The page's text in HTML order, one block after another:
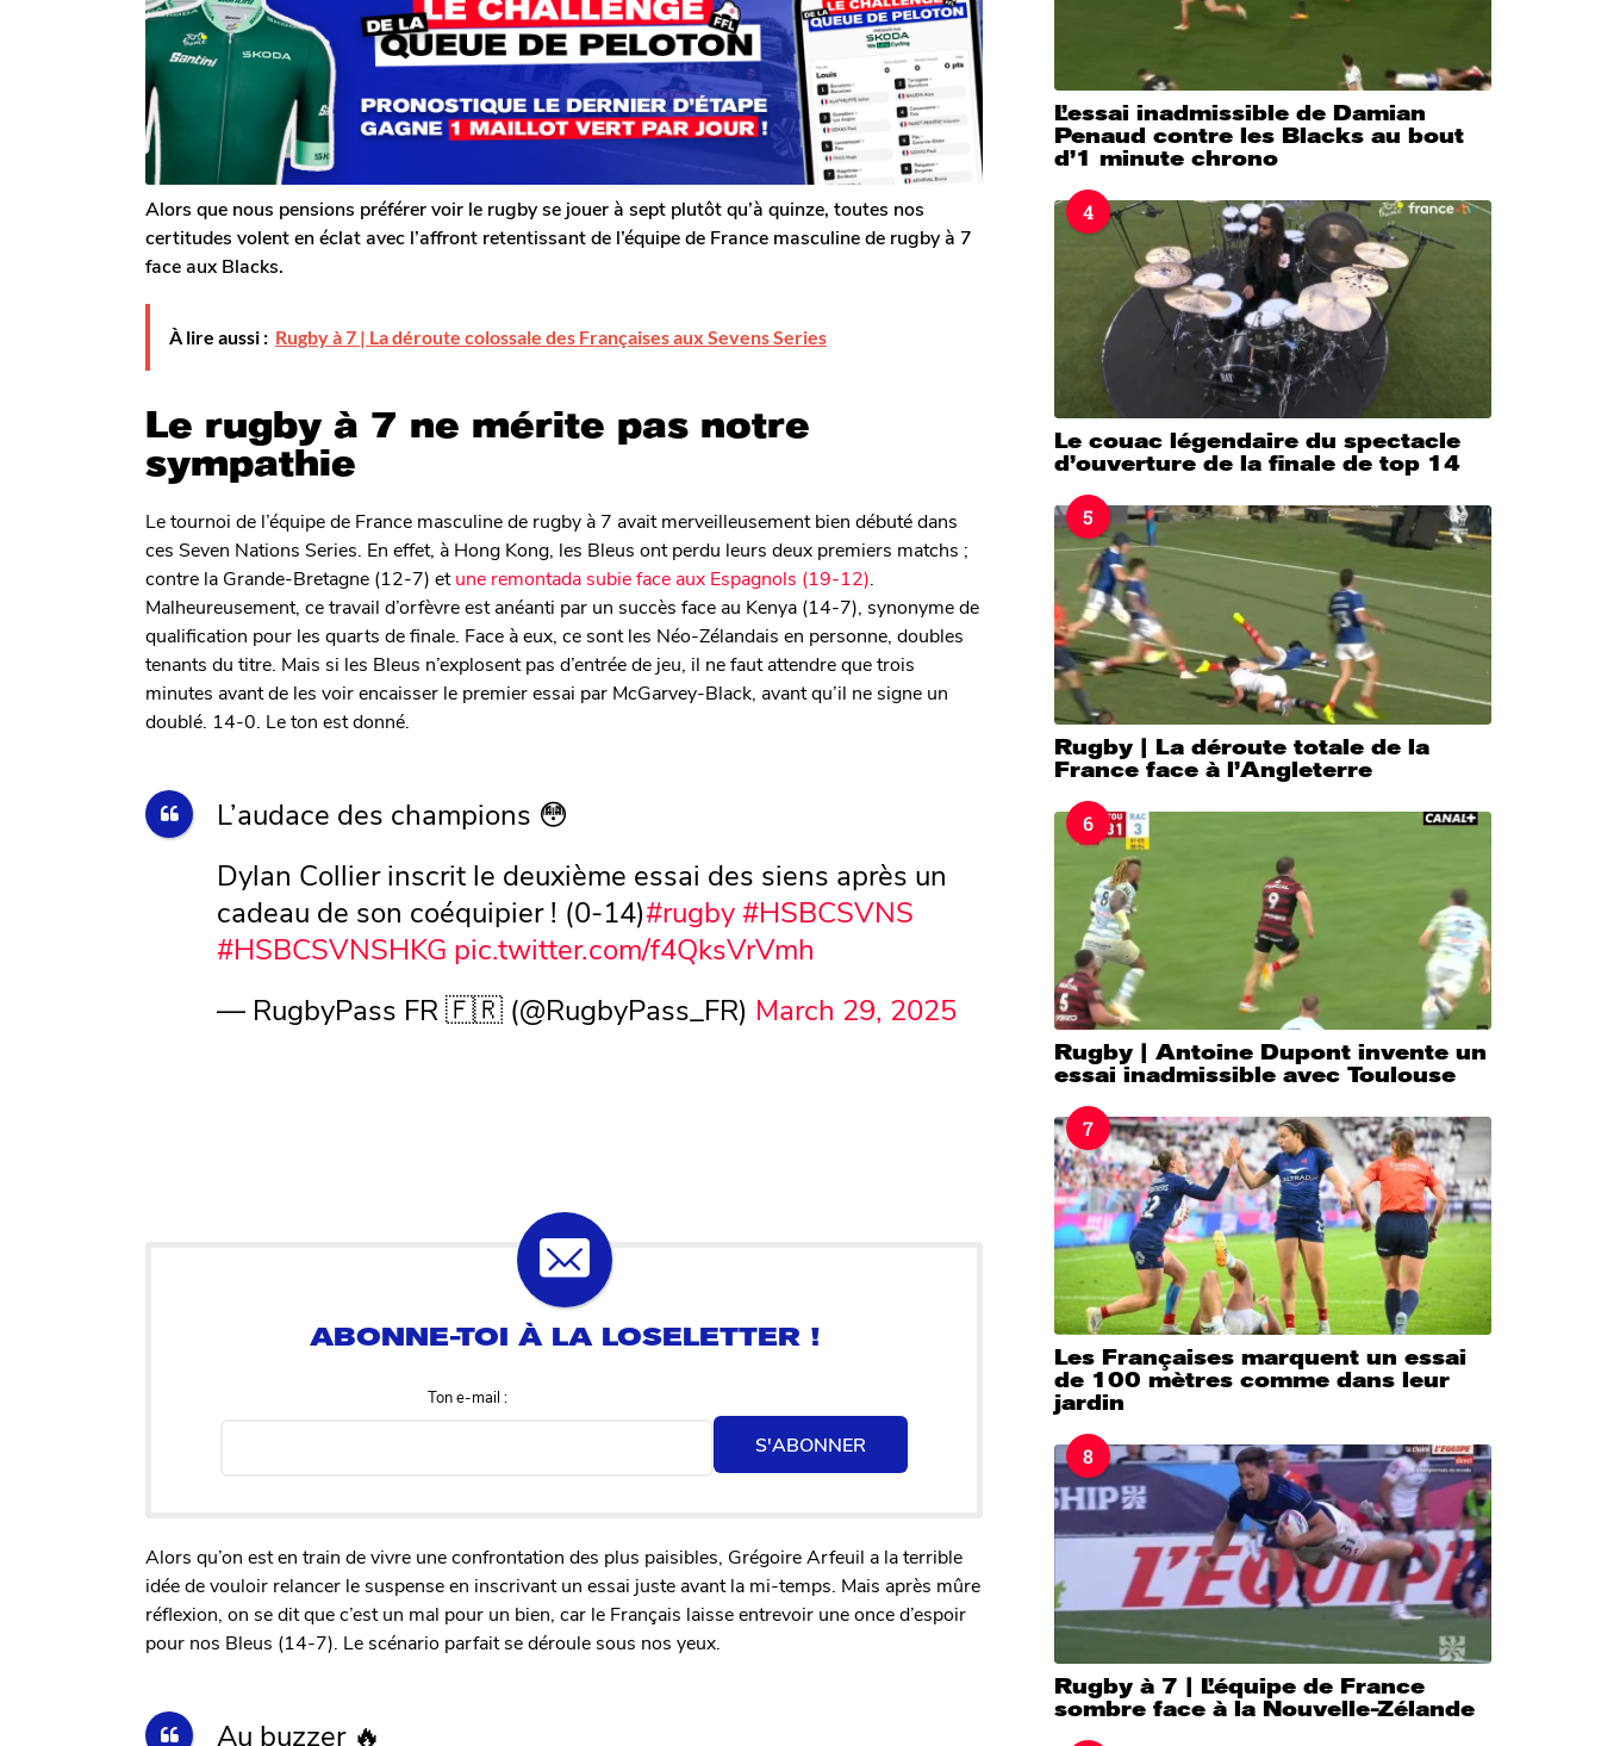
g
o
o
m
G
a
l
e
r
o
n
g
o
Alors que nous pensions préférer voir le rugby se jouer à sept plutôt qu’à quinze, toutes nos
certitudes volent en éclat avec l’affront retentissant de l’équipe de France masculine de rugby à 7
face aux Blacks.
À lire aussi : Rugby à 7 | La déroute colossale des Françaises aux Sevens Series
Le rugby à 7 ne mérite pas notre
sympathie
Le tournoi de l’équipe de France masculine de rugby à 7 avait merveilleusement bien débuté dans
ces Seven Nations Series. En effet, à Hong Kong, les Bleus ont perdu leurs deux premiers matchs ;
contre la Grande-Bretagne (12-7) etune remontada subie face aux Espagnols (19-12)
Malheureusement, ce travail d’orfèvre est anéanti par un succès face au Kenya (14-7), synonyme de
qualification pour les quarts de finale. Face à eux, ce sont les Néo-Zélandais en personne, doubles
tenants du titre. Mais si les Bleus n’explosent pas d’entrée de jeu, il ne faut attendre que trois
minutes avant de les voir encaisser le premier essai par McGarvey-Black, avant qu’il ne signe un
doublé. 14-0. Le ton est donné.
L’audace des champions 😳
Dylan Collier inscrit le deuxième essai des siens après un
cadeau de son coéquipier ! (0-14)#rugby#HSBCSVNS
#HSBCSVNSHKG pic.twitter.com/f4QksVrVmh
— RugbyPass FR 🇫🇷 (@RugbyPass_FR) March 29, 2025
Ton e-mail :
S'ABONNER
Alors qu’on est en train de vivre une confrontation des plus paisibles, Grégoire Arfeuil a la terrible
idée de vouloir relancer le suspense en inscrivant un essai juste avant la mi-temps. Mais après mûre
réflexion, on se dit que c’est un mal pour un bien, car le Français laisse entrevoir une once d’espoir
pour nos Bleus (14-7). Le scénario parfait se déroule sous nos yeux.
Au buzzer 🔥
L’essai inadmissible de Damian
Penaud contre les Blacks au bout
d’1 minute chrono
4
Le couac légendaire du spectacle
d’ouverture de la finale de top 14
5
Rugby | La déroute totale de la
France face à l’Angleterre
6
Rugby | Antoine Dupont invente un
essai inadmissible avec Toulouse
7
Les Françaises marquent un essai
de 100 mètres comme dans leur
jardin
8
Rugby à 7 | L’équipe de France
sombre face à la Nouvelle-Zélande